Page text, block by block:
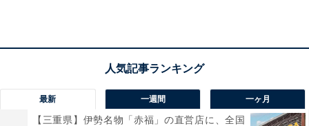
代女性／兵庫県）
最新 一週間 一ヶ月
【三重県】伊勢名物「赤福」の直営店に、全国